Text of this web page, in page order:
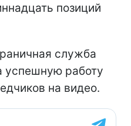
позиций
служба
успешную работу
на видео.